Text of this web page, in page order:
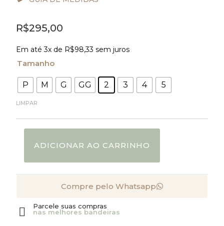
R$295,00
Em até 3x de R$98,33 sem juros
Tamanho
P M G GG 2 3 4 5
LIMPAR
Camisa
Short
quantidade
ADICIONAR AO CARRINHO
Compre pelo Whatsapp
Parcele suas compras
nas melhores bandeiras